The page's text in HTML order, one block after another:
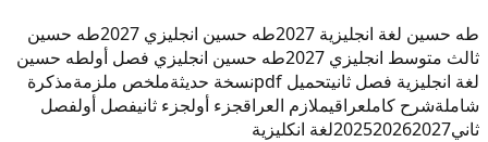
طه حسين لغة انجليزية 2027
طه حسين انجليزي 2027
طه حسين
ثالث متوسط انجليزي 2027
طه حسين انجليزي فصل أولطه حسين
لغة انجليزية فصل ثانيتحميل pdf نسخة حديثةملخص ملزمةمذكرة
شاملةشرح كاملعراقيملازم العراقجزء أولجزء ثانيفصل أولفصل
ثاني
202520262027 لغة انكليزية